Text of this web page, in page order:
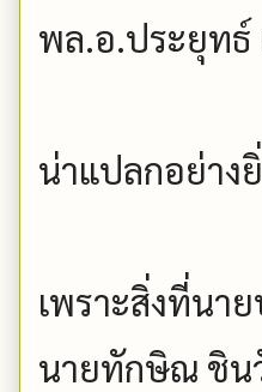
พล.อ.ประยุทธ์
น่าแปลกอย่าง
เพราะสิ่งที่นา
นายทักษิณ ชิน